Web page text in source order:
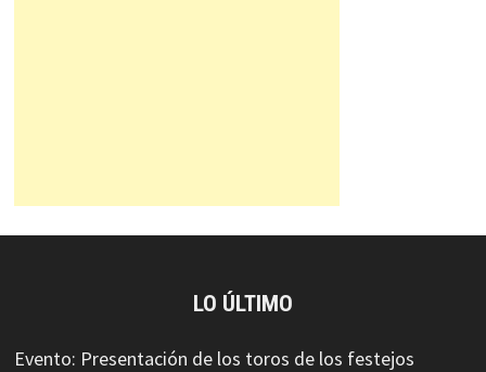
LO ÚLTIMO
Evento: Presentación de los toros de los festejos